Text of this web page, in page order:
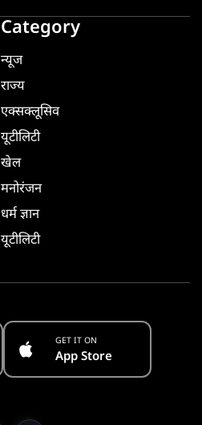
Category
न्यूज
राज्य
एक्सक्लूसिव
यूटीलिटी
खेल
मनोरंजन
धर्म ज्ञान
यूटीलिटी
GET IT ON
App Store